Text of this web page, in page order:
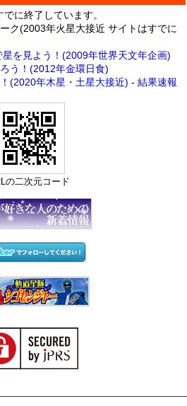
に終了しています。
ク(2003年火星大接近 サイトはすでに
を見よう！(2009年世界天文年企画)
う！(2012年金環日食)
(2020年木星・土星大接近) - 結果速報
の二次元コード